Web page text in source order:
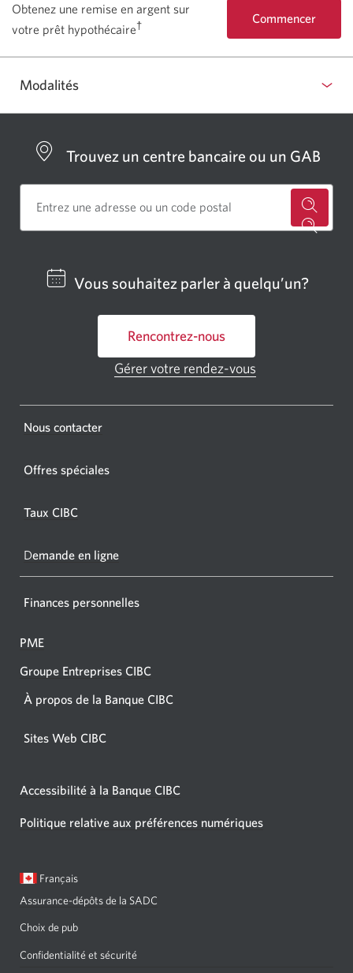
Obtenez une remise en argent sur
votre prêt hypothécaire†
Commencer
pour établir votre
Modalités
Trouvez un centre bancaire ou un GAB
centre
Une
Vous souhaitez parler à quelqu’un?
Rencontrez-nous
Une
fenêtre
Gérer votre rendez-vous
Nous contacter
Offres spéciales
Taux CIBC
Demande en ligne
Finances personnelles
PME
Groupe Entreprises CIBC
À propos de la Banque CIBC
Sites Web CIBC
Accessibilité à la Banque CIBC
Politique relative aux préférences numériques
Langue
Français
de
Assurance-dépôts de la SADC
Choix de pub
Confidentialité et sécurité